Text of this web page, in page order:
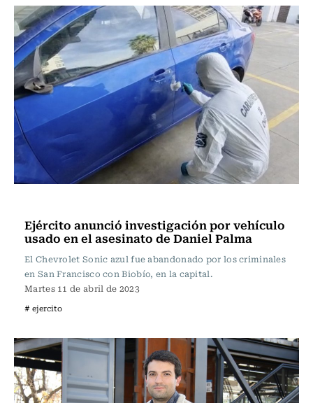
Ejército anunció investigación por vehículo
usado en el asesinato de Daniel Palma
El Chevrolet Sonic azul fue abandonado por los criminales
en San Francisco con Biobío, en la capital.
Martes 11 de abril de 2023
# ejercito